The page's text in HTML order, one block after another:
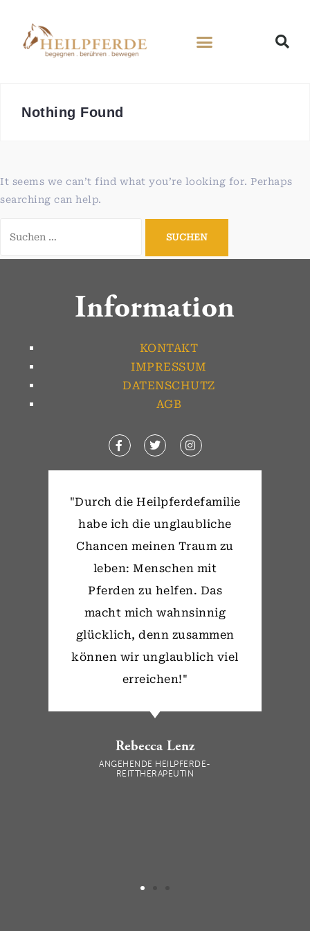
Nothing Found
It seems we can’t find what you’re looking for. Perhaps
searching can help.
Information
KONTAKT
IMPRESSUM
DATENSCHUTZ
AGB
"Durch die Heilpferdefamilie
habe ich die unglaubliche
Chancen meinen Traum zu
leben: Menschen mit
Pferden zu helfen. Das
macht mich wahnsinnig
glücklich, denn zusammen
können wir unglaublich viel
erreichen!"
Rebecca Lenz
ANGEHENDE HEILPFERDE-
REITTHERAPEUTIN